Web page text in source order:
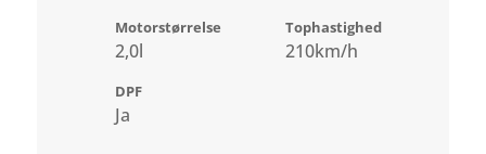
Motorstørrelse
2,0l
Tophastighed
210km/h
DPF
Ja